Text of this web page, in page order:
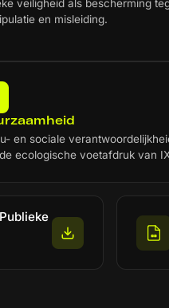
veiligheid als bescherming
en misleiding.
en sociale
ecologische voetafdruk van